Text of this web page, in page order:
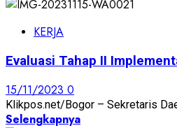
KERJA
Evaluasi Tahap II
15/11/2023 0
Klikpos.net/Bogor – Sekretaris
Selengkapnya